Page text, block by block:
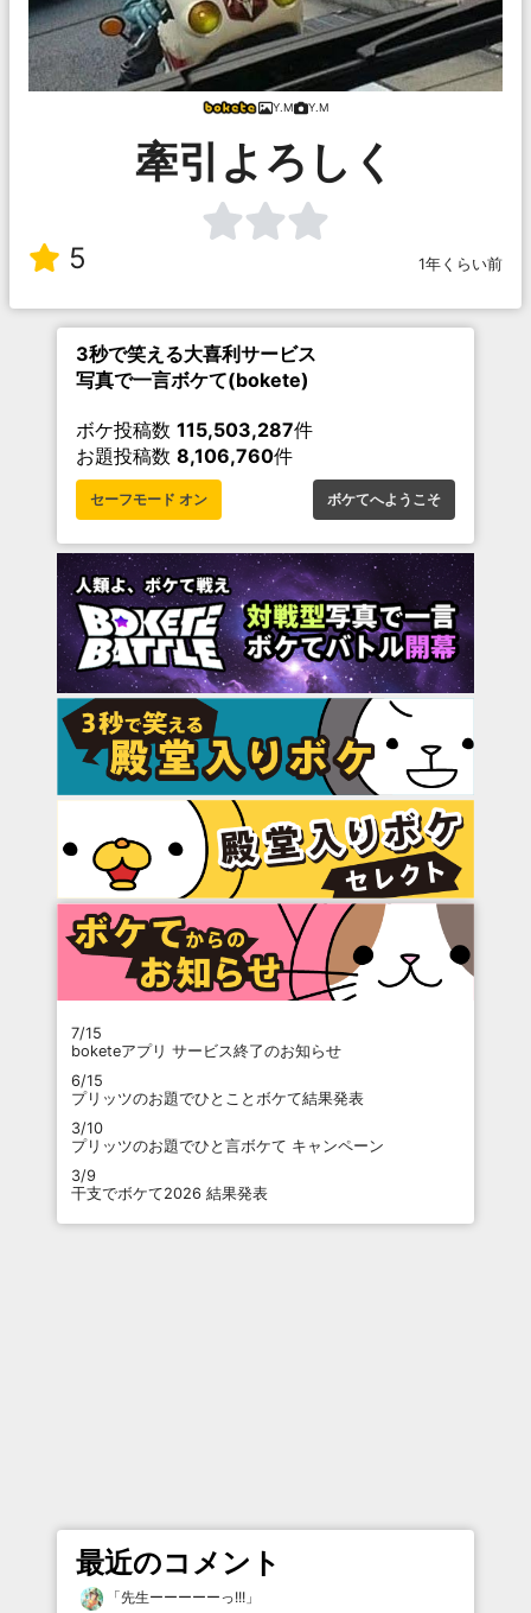
Y.M Y.M
牽引よろしく
5 1年くらい前
3秒で笑える大喜利サービス
写真で一言ボケて(bokete)
ボケ投稿数 115,503,287件
お題投稿数 8,106,760件
セーフモード オン ボケてへようこそ
7/15
boketeアプリ サービス終了のお知らせ
6/15
プリッツのお題でひとことボケて結果発表
3/10
プリッツのお題でひと言ボケて キャンペーン
3/9
干支でボケて2026 結果発表
最近のコメント
「先生ーーーーーっ!!! 」